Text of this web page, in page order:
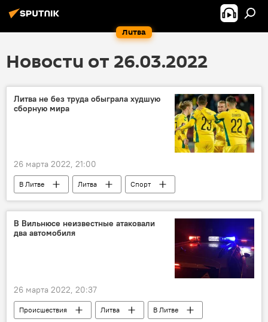
Литва
Новости от 26.03.2022
Литва не без труда обыграла худшую
сборную мира
26 марта 2022, 21:00
В Литве Литва
Спорт
спортсмены
футбольный клуб
футбол
футболисты
В Вильнюсе неизвестные атаковали
два автомобиля
26 марта 2022, 20:37
Происшествия Литва
В Литве